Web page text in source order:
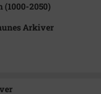
(1000-2050)
Arkiver